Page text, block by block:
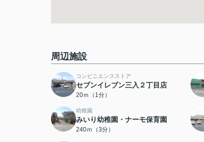
周辺施設
コンビニエンスストア
セブンイレブン三入２丁目店
20ｍ（1分）
幼稚園
みいり幼稚園・ナーモ保育園
240ｍ（3分）